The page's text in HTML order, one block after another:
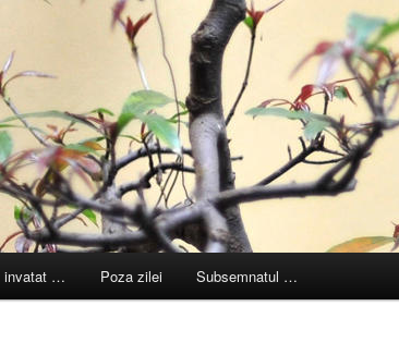
invatat … Poza zilei Subsemnatul …